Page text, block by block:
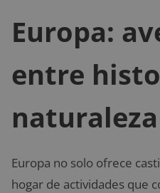
Europa:
entre
naturaleza
Europa no solo ofrece
hogar de actividades que